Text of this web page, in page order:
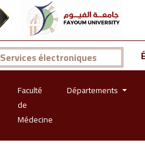
Services électroniques
Faculté
de
Médecine
Départements